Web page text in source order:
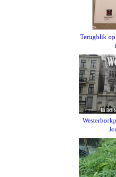
Terugblik